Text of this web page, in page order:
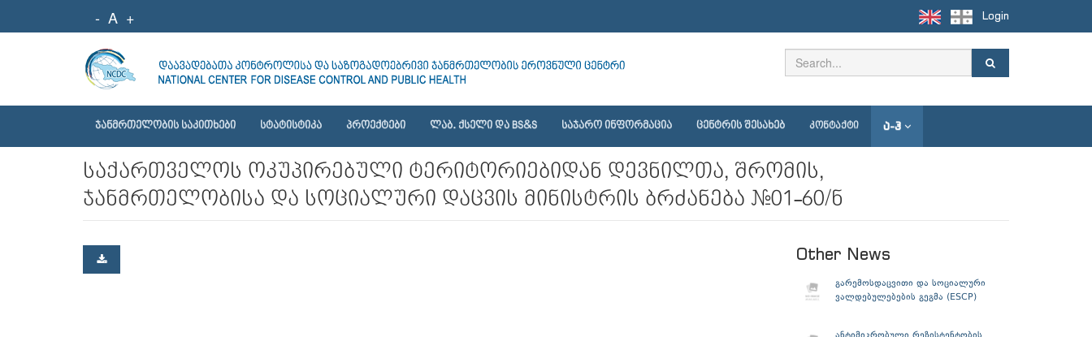
- A + Login
ᲯᲐᲜᲛᲠᲗᲔᲚᲝᲑᲘᲡ ᲡᲐᲙᲘᲗᲮᲔᲑᲘ ᲡᲢᲐᲢᲘᲡᲢᲘᲙᲐ ᲞᲠᲝᲔᲥᲢᲔᲑᲘ ᲚᲐᲑ. ᲥᲡᲔᲚᲘ ᲓᲐ BS&S ᲡᲐᲯᲐᲠᲝ ᲘᲜᲤᲝᲠᲛᲐᲪᲘᲐ ᲪᲔᲜᲢᲠᲘᲡ ᲨᲔᲡᲐᲮᲔᲑ ᲙᲝᲜᲢᲐᲥᲢᲘ Ა-Ჰ
საქართველოს ოკუპირებული ტერიტორიებიდან დევნილთა, შრომის,
ჯანმრთელობისა და სოციალური დაცვის მინისტრის ბრძანება №01-60/ნ
Other News
გარემოსდაცვითი და სოციალური
ვალდებულებების გეგმა (ESCP)